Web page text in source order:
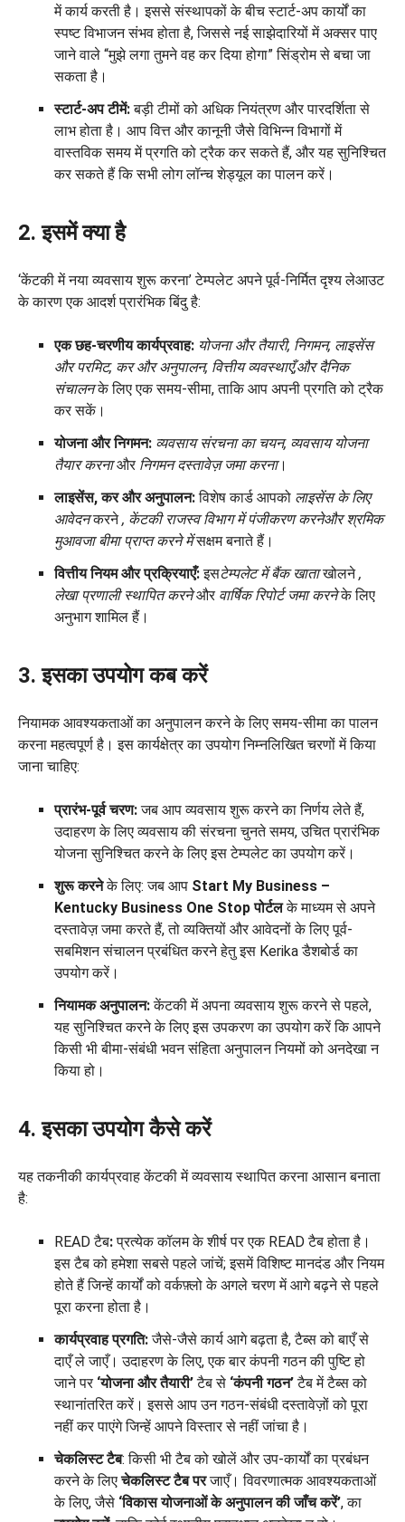
में कार्य करती है। इससे संस्थापकों के बीच स्टार्ट-अप कार्यों का
स्पष्ट विभाजन संभव होता है, जिससे नई साझेदारियों में अक्सर पाए
जाने वाले “मुझे लगा तुमने वह कर दिया होगा” सिंड्रोम से बचा जा
सकता है।
स्टार्ट-अप टीमें:बड़ी टीमों को अधिक नियंत्रण और पारदर्शिता से
लाभ होता है। आप वित्त और कानूनी जैसे विभिन्न विभागों में
वास्तविक समय में प्रगति को ट्रैक कर सकते हैं, और यह सुनिश्चित
कर सकते हैं कि सभी लोग लॉन्च शेड्यूल का पालन करें।
2. इसमें क्या है
‘केंटकी में नया व्यवसाय शुरू करना’ टेम्पलेट अपने पूर्व-निर्मित दृश्य लेआउट
के कारण एक आदर्श प्रारंभिक बिंदु है:
एक छह-चरणीय कार्यप्रवाह: योजना और तैयारी, निगमन, लाइसेंस
और परमिट, कर और अनुपालन, वित्तीय व्यवस्थाएँ,और दैनिक
संचालनके लिए एक समय-सीमा, ताकि आप अपनी प्रगति को ट्रैक
कर सकें।
योजना और निगमन: व्यवसाय संरचना का चयन, व्यवसाय योजना
तैयार करनाऔर निगमन दस्तावेज़ जमा करना।
लाइसेंस, कर और अनुपालन:विशेष कार्ड आपको लाइसेंस के लिए
आवेदनकरने, केंटकी राजस्व विभाग में पंजीकरण करनेऔर श्रमिक
मुआवजा बीमा प्राप्त करने मेंसक्षम बनाते हैं।
वित्तीय नियम और प्रक्रियाएँ:इसटेम्पलेट में बैंक खाताखोलने,
लेखा प्रणाली स्थापित करनेऔर वार्षिक रिपोर्ट जमा करनेके लिए
अनुभाग शामिल हैं।
3. इसका उपयोग कब करें
नियामक आवश्यकताओं का अनुपालन करने के लिए समय-सीमा का पालन
करना महत्वपूर्ण है। इस कार्यक्षेत्र का उपयोग निम्नलिखित चरणों में किया
जाना चाहिए:
प्रारंभ-पूर्व चरण:जब आप व्यवसाय शुरू करने का निर्णय लेते हैं,
उदाहरण के लिए व्यवसाय की संरचना चुनते समय, उचित प्रारंभिक
योजना सुनिश्चित करने के लिए इस टेम्पलेट का उपयोग करें।
शुरू करनेके लिए: जब आप Start My Business –
Kentucky Business One Stop पोर्टलके माध्यम से अपने
दस्तावेज़ जमा करते हैं, तो व्यक्तियों और आवेदनों के लिए पूर्व-
सबमिशन संचालन प्रबंधित करने हेतु इस Kerika डैशबोर्ड का
उपयोग करें।
नियामक अनुपालन:केंटकी में अपना व्यवसाय शुरू करने से पहले,
यह सुनिश्चित करने के लिए इस उपकरण का उपयोग करें कि आपने
किसी भी बीमा-संबंधी भवन संहिता अनुपालन नियमों को अनदेखा न
किया हो।
4. इसका उपयोग कैसे करें
यह तकनीकी कार्यप्रवाह केंटकी में व्यवसाय स्थापित करना आसान बनाता
है:
READ टैब:प्रत्येक कॉलम के शीर्ष पर एक READ टैब होता है।
इस टैब को हमेशा सबसे पहले जांचें; इसमें विशिष्ट मानदंड और नियम
होते हैं जिन्हें कार्यों को वर्कफ़्लो के अगले चरण में आगे बढ़ने से पहले
पूरा करना होता है।
कार्यप्रवाह प्रगति:जैसे-जैसे कार्य आगे बढ़ता है, टैब्स को बाएँ से
दाएँ ले जाएँ। उदाहरण के लिए, एक बार कंपनी गठन की पुष्टि हो
जाने पर ‘योजना और तैयारी’टैब से ‘कंपनी गठन’टैब में टैब्स को
स्थानांतरित करें। इससे आप उन गठन-संबंधी दस्तावेज़ों को पूरा
नहीं कर पाएंगे जिन्हें आपने विस्तार से नहीं जांचा है।
चेकलिस्ट टैब: किसी भी टैब को खोलें और उप-कार्यों का प्रबंधन
करने के लिएचेकलिस्ट टैब परजाएँ। विवरणात्मक आवश्यकताओं
के लिए, जैसे ‘विकास योजनाओं के अनुपालन की जाँच करें’, का